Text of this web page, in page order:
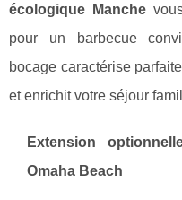
écologique Manche
pour un barbecue
bocage caractérise
et enrichit votre séjour
Extension
Omaha Beach